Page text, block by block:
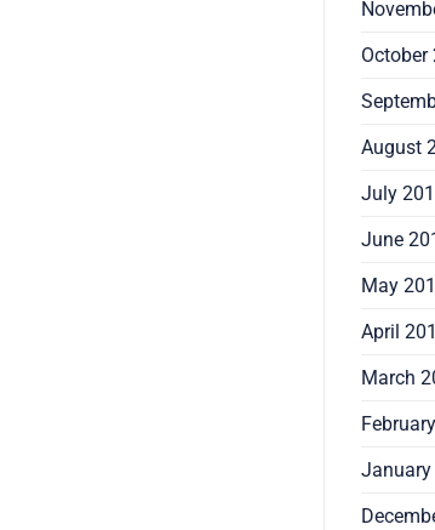
October
August
July
June
May
April
March